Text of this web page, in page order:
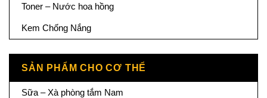
Toner – Nước hoa hồng
Kem Chống Nắng
SẢN PHẨM CHO CƠ THỂ
Sữa – Xà phòng tắm Nam